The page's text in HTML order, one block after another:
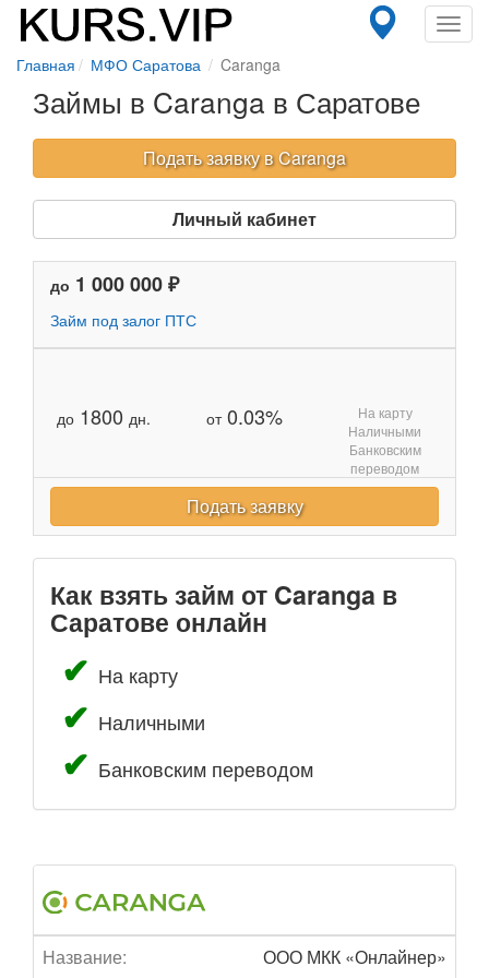
Главная МФО Саратова Caranga
Займы в Caranga в Саратове
Подать заявку в Caranga
Личный кабинет
до 1 000 000 ₽
Займ под залог ПТС
до 1800 дн. от0.03%
На карту
Наличными
Банковским
переводом
Подать заявку
Как взять займ от Caranga в
Саратове онлайн
На карту
Наличными
Банковским переводом
Название: ООО МКК «Онлайнер»